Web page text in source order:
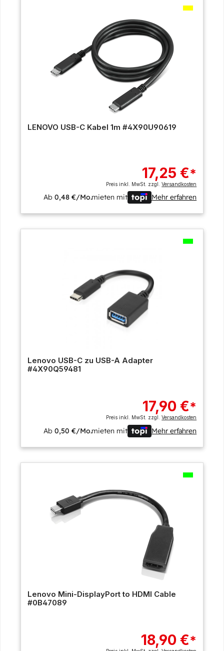
LENOVO USB-C Kabel 1m #4X90U90619
17,25 €*
Preis inkl. MwSt. zzgl.Versandkosten
Ab0,48 €/Mo.mieten mit Mehr erfahren
Lenovo USB-C zu USB-A Adapter
#4X90Q59481
17,90 €*
Preis inkl. MwSt. zzgl.Versandkosten
Ab0,50 €/Mo.mieten mit Mehr erfahren
Lenovo Mini-DisplayPort to HDMI Cable
#0B47089
18,90 €*